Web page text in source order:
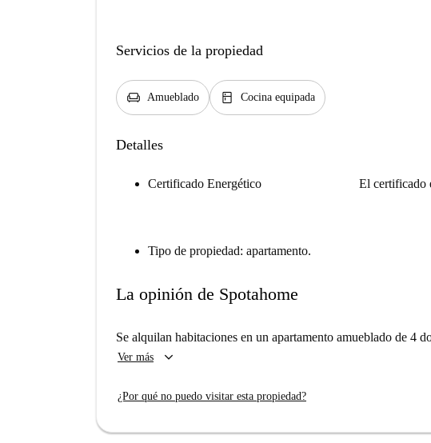
Servicios de la propiedad
chair Amueblado kitchen Cocina equipada
Detalles
Certificado Energético El certificado
Tipo de propiedad: apartamento.
La opinión de Spotahome
Se alquilan habitaciones en un apartamento amueblado de 4
Ver más keyboard_arrow_down
¿Por qué no puedo visitar esta propiedad?